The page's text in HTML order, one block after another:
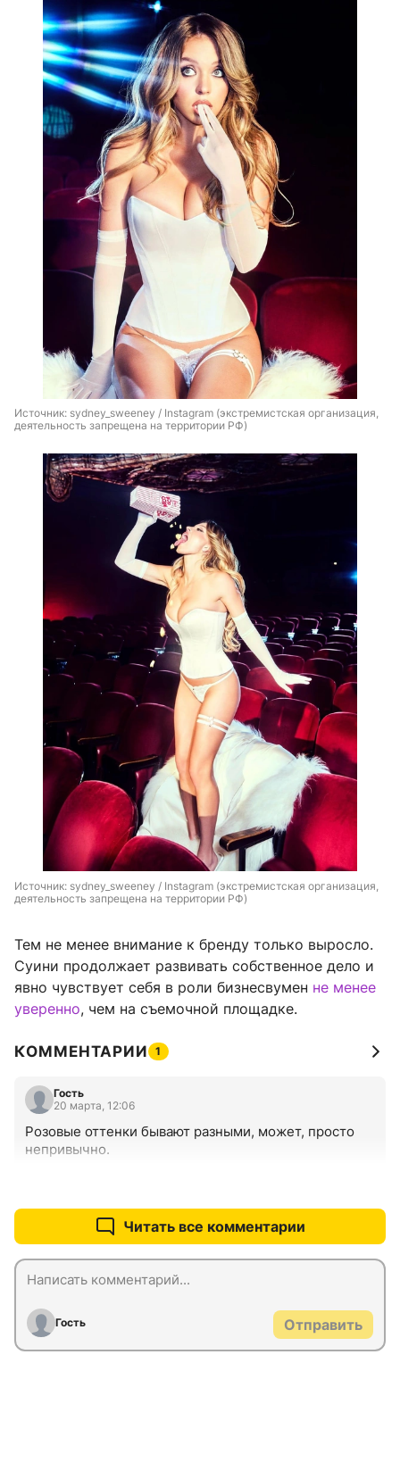
Источник: sydney_sweeney / Instagram (экстремистская организация,
деятельность запрещена на территории РФ)
Источник: sydney_sweeney / Instagram (экстремистская организация,
деятельность запрещена на территории РФ)
Тем не менее внимание к бренду только выросло.
Суини продолжает развивать собственное дело и
явно чувствует себя в роли бизнесвумен не менее
уверенно, чем на съемочной площадке.
КОММЕНТАРИИ 1
Гость
20 марта, 12:06
Розовые оттенки бывают разными, может, просто
непривычно.
Читать все комментарии
Гость Отправить